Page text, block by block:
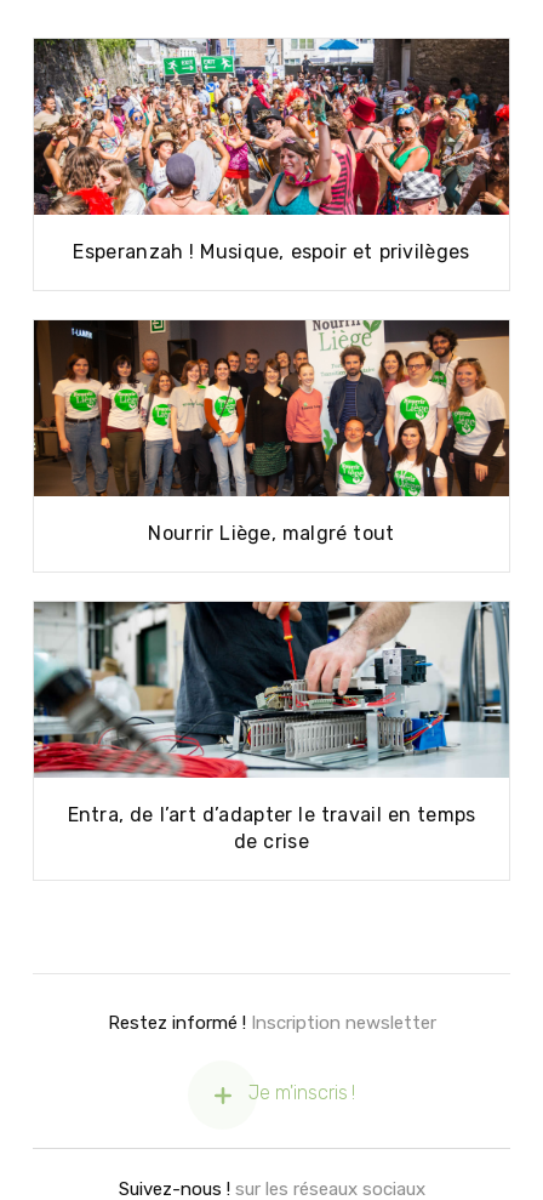
Esperanzah ! Musique, espoir et privilèges
Nourrir Liège, malgré tout
Entra, de l’art d’adapter le travail en temps
de crise
Restez informé ! Inscription newsletter
Je m'inscris !
Suivez-nous ! sur les réseaux sociaux